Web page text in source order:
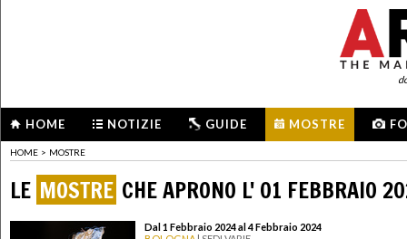
HOME NOTIZIE GUIDE MOSTRE
HOME > MOSTRE
LE MOSTRE CHE APRONO L' 01 FEBBRAIO
Dal 1 Febbraio 2024 al 4 Febbraio 2024